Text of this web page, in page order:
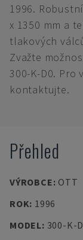
1996.
x 1350 mm a
tlakových
Zvažte
300-K-D0.
kontaktujte.
Přehled
VÝROBCE: OTT
ROK: 1996
MODEL: 300-K-